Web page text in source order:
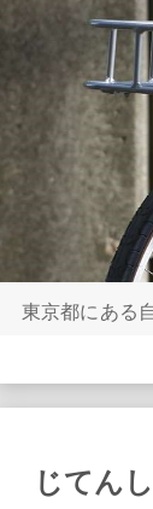
東京都にある
じてん